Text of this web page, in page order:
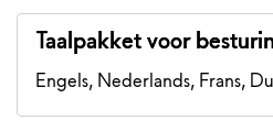
Taalpakket voor
Engels, Nederlands, Frans,